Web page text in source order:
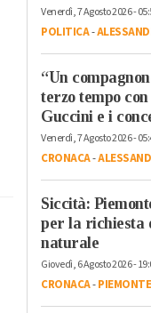
Venerdì, 7 Agosto 2026 -
POLITICA-
“Un
terzo tempo
Guccini e i
Venerdì, 7 Agosto 2026 -
CRONACA-
Siccità:
per la richiesta
naturale
Giovedì, 6 Agosto 2026 -
CRONACA-PIEMONTE